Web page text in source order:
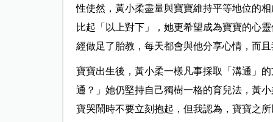
性使然，黃小柔盡量與寶寶維持平等地位的
比起「以上對下」，她更希望成為寶寶的心
經做足了胎教，每天都會與他分享心情，而
寶寶出生後，黃小柔一樣凡事採取「溝通」
通？」她仍堅持自己獨樹一格的育兒法，黃
寶哭鬧時不要立刻抱起，但我認為，寶寶之